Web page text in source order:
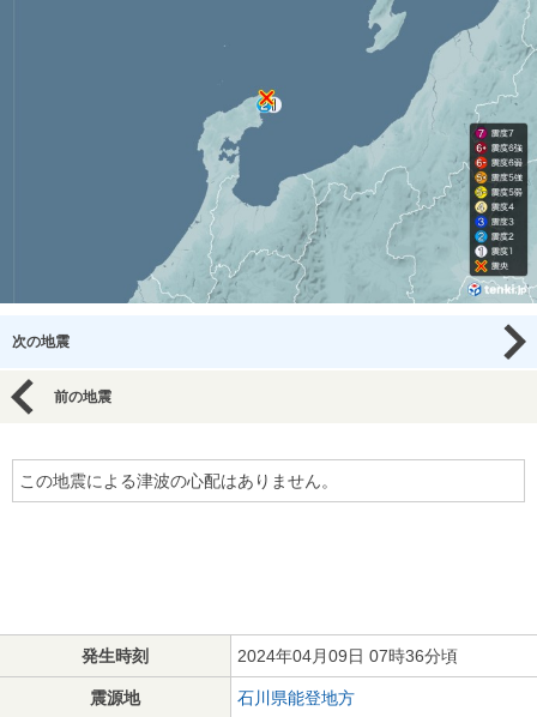
次の地震
前の地震
この地震による津波の心配はありません。
発生時刻 2024年04月09日 07時36分頃
震源地 石川県能登地方